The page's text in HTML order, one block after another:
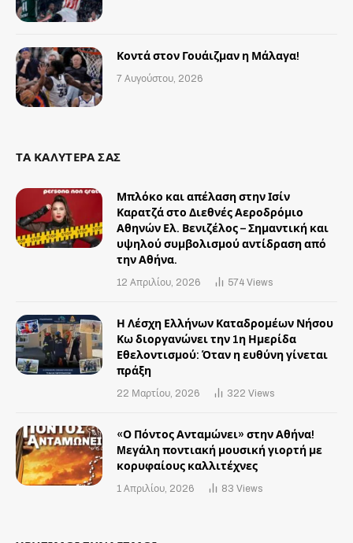
Κοντά στον Γουάιζμαν η Μάλαγα!
7 Αυγούστου, 2026
ΤΑ ΚΑΛΥΤΕΡΑ ΣΑΣ
Μπλόκο και απέλαση στην Ισίν
Καρατζά στο Διεθνές Αεροδρόμιο
Αθηνών Ελ. Βενιζέλος – Σημαντική και
υψηλού συμβολισμού αντίδραση από
την Αθήνα.
12 Απριλίου, 2026 574 Views
Η Λέσχη Ελλήνων Καταδρομέων Νήσου
Κω διοργανώνει την 1η Ημερίδα
Εθελοντισμού: Όταν η ευθύνη γίνεται
πράξη
22 Μαρτίου, 2026 322 Views
«Ο Πόντος Ανταμώνει» στην Αθήνα!
Mεγάλη ποντιακή μουσική γιορτή με
κορυφαίους καλλιτέχνες
1 Απριλίου, 2026 83 Views